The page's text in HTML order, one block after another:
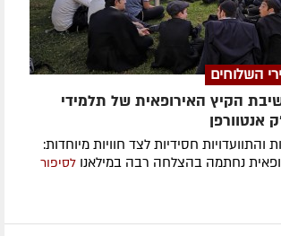
השלוחים
הקיץ האירופאית של תלמידי
אנטוורפן
והתוועדויות חסידיות לצד חוויות מיוחדות:
נחתמה בהצלחה רבה במילאנו לסיפור